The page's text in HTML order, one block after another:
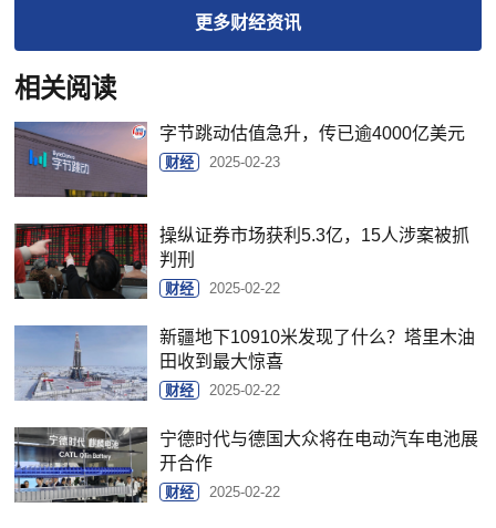
更多财经资讯
相关阅读
字节跳动估值急升，传已逾4000亿美元
财经 2025-02-23
操纵证券市场获利5.3亿，15人涉案被抓
判刑
财经 2025-02-22
新疆地下10910米发现了什么？塔里木油
田收到最大惊喜
财经 2025-02-22
宁德时代与德国大众将在电动汽车电池展
开合作
财经 2025-02-22